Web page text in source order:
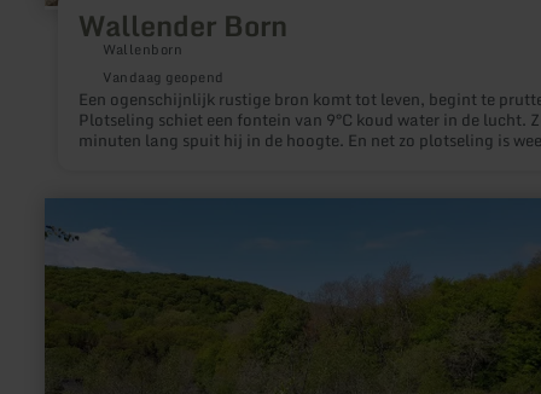
Wallender Born
Wallenborn
Vandaag geopend
Een ogenschijnlijk rustige bron komt tot leven, begint te
Plotseling schiet een fontein van 9°C koud water in de lucht.
minuten lang spuit hij in de hoogte. En net zo plotseling is
informatie
over:
Die
"Bausberg"